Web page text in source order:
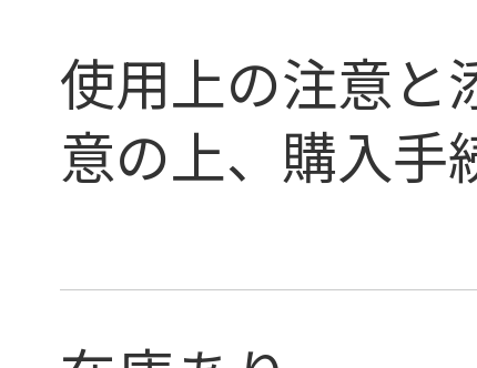
使用上の注意と
意の上、購入手